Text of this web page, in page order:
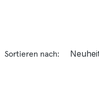
Sortieren nach: